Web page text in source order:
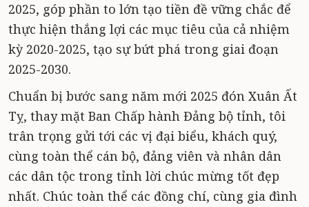
2025, góp phần to lớn tạo tiền đề vững chắc để
thực hiện thắng lợi các mục tiêu của cả nhiệm
kỳ 2020-2025, tạo sự bứt phá trong giai đoạn
2025-2030.
Chuẩn bị bước sang năm mới 2025 đón Xuân Ất
Tỵ, thay mặt Ban Chấp hành Đảng bộ tỉnh, tôi
trân trọng gửi tới các vị đại biểu, khách quý,
cùng toàn thể cán bộ, đảng viên và nhân dân
các dân tộc trong tỉnh lời chúc mừng tốt đẹp
nhất. Chúc toàn thể các đồng chí, cùng gia đình